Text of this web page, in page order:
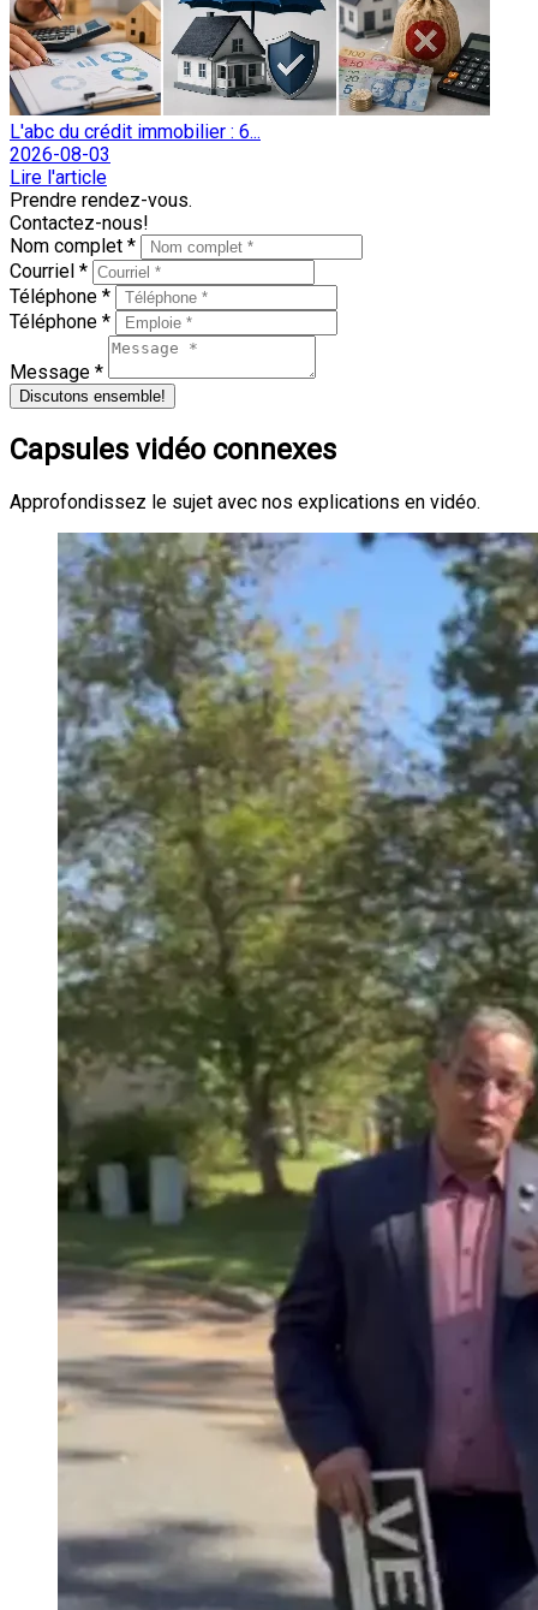
L'abc du crédit immobilier : 6...
2026-08-03
Lire l'article
Prendre rendez-vous.
Contactez-nous!
Nom complet *
Courriel *
Téléphone *
Téléphone *
Message *
Discutons ensemble!
Capsules vidéo connexes
Approfondissez le sujet avec nos explications en vidéo.